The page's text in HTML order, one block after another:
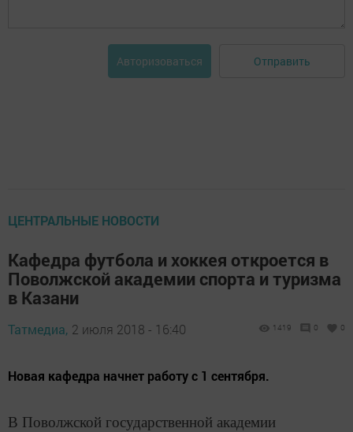
Авторизоваться Отправить
ЦЕНТРАЛЬНЫЕ НОВОСТИ
Кафедра футбола и хоккея откроется в
Поволжской академии спорта и туризма
в Казани
Татмедиа, 2 июля 2018 - 16:40 1419 0 0
Новая кафедра начнет работу с 1 сентября.
В Поволжской государственной академии